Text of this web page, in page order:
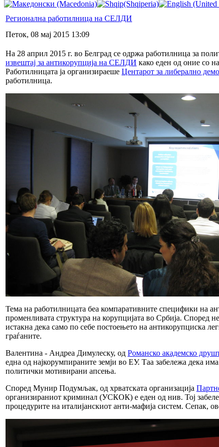
Регионална работилница на СЕЛДИ
Петок, 08 мај 2015 13:09
На 28 април 2015 г. во Белград се одржа работилница за
извештај за антикорупција на СЕЛДИ како еден од оние со
Работилницата ја организираеше Центарот за либерално
работилница.
Тема на работилницата беа компаративните специфики на
променливата структура на корупцијата во Србија. Според
истакна дека само по себе постоењето на антикорупциска
граѓаните.
Валентина - Андреа Димулеску, од Романско академско
една од најкорумпираните земји во ЕУ. Таа забележа дека
политички мотивирани апсења.
Според Мунир Подумљак, од хрватската организација
организираниот криминал (УСКОК) е еден од нив. Тој
процедурите на италијанскиот анти-мафија систем. Сепак,